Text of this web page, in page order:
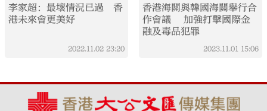
李家超：最壞情況已過 香
港未來會更美好
2022.11.02 23:20
香港海關與韓國海關舉行合
作會議 加強打擊國際金
融及毒品犯罪
2023.11.01 15:06